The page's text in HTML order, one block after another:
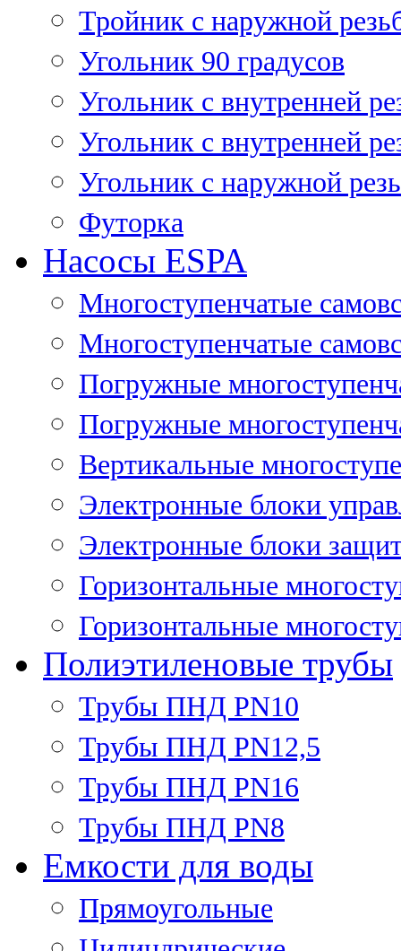
Тройник с наружной
Угольник 90 градусов
Угольник c внутренней
Угольник с внутренней
Угольник с наружной
Футорка
Насосы ESPA
Многоступенчатые
Многоступенчатые
Погружные
Погружные
Вертикальные
Электронные блоки
Электронные блоки
Горизонтальные
Горизонтальные
Полиэтиленовые трубы
Трубы ПНД PN10
Трубы ПНД PN12,5
Трубы ПНД PN16
Трубы ПНД PN8
Емкости для воды
Прямоугольные